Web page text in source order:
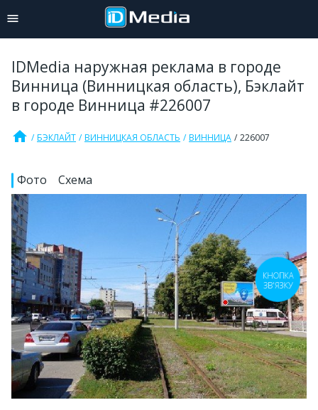
IDMedia наружная реклама в городе
Винница (Винницкая область), Бэклайт
в городе Винница #226007
home БЭКЛАЙТ ВИННИЦКАЯ ОБЛАСТЬ ВИННИЦА 226007
Фото Схема
КНОПКА
ЗВ'ЯЗКУ